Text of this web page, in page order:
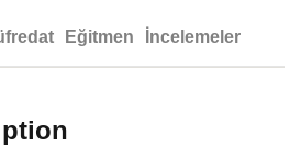
Eğitmen İncelemeler